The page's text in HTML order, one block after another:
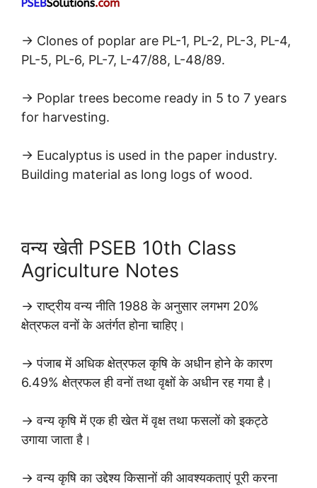
→ Clones of poplar are PL-1, PL-2, PL-3, PL-4,
PL-5, PL-6, PL-7, L-47/88, L-48/89.
→ Poplar trees become ready in 5 to 7 years
for harvesting.
→ Eucalyptus is used in the paper industry.
Building material as long logs of wood.
वन्य खेती PSEB 10th Class
Agriculture Notes
→ राष्ट्रीय वन्य नीति 1988 के अनुसार लगभग 20%
क्षेत्रफल वनों के अतंर्गत होना चाहिए।
→ पंजाब में अधिक क्षेत्रफल कृषि के अधीन होने के कारण
6.49% क्षेत्रफल ही वनों तथा वृक्षों के अधीन रह गया है।
→ वन्य कृषि में एक ही खेत में वृक्ष तथा फसलों को इकट्ठे
उगाया जाता है।
→ वन्य कृषि का उद्देश्य किसानों की आवश्यकताएं पूरी करना